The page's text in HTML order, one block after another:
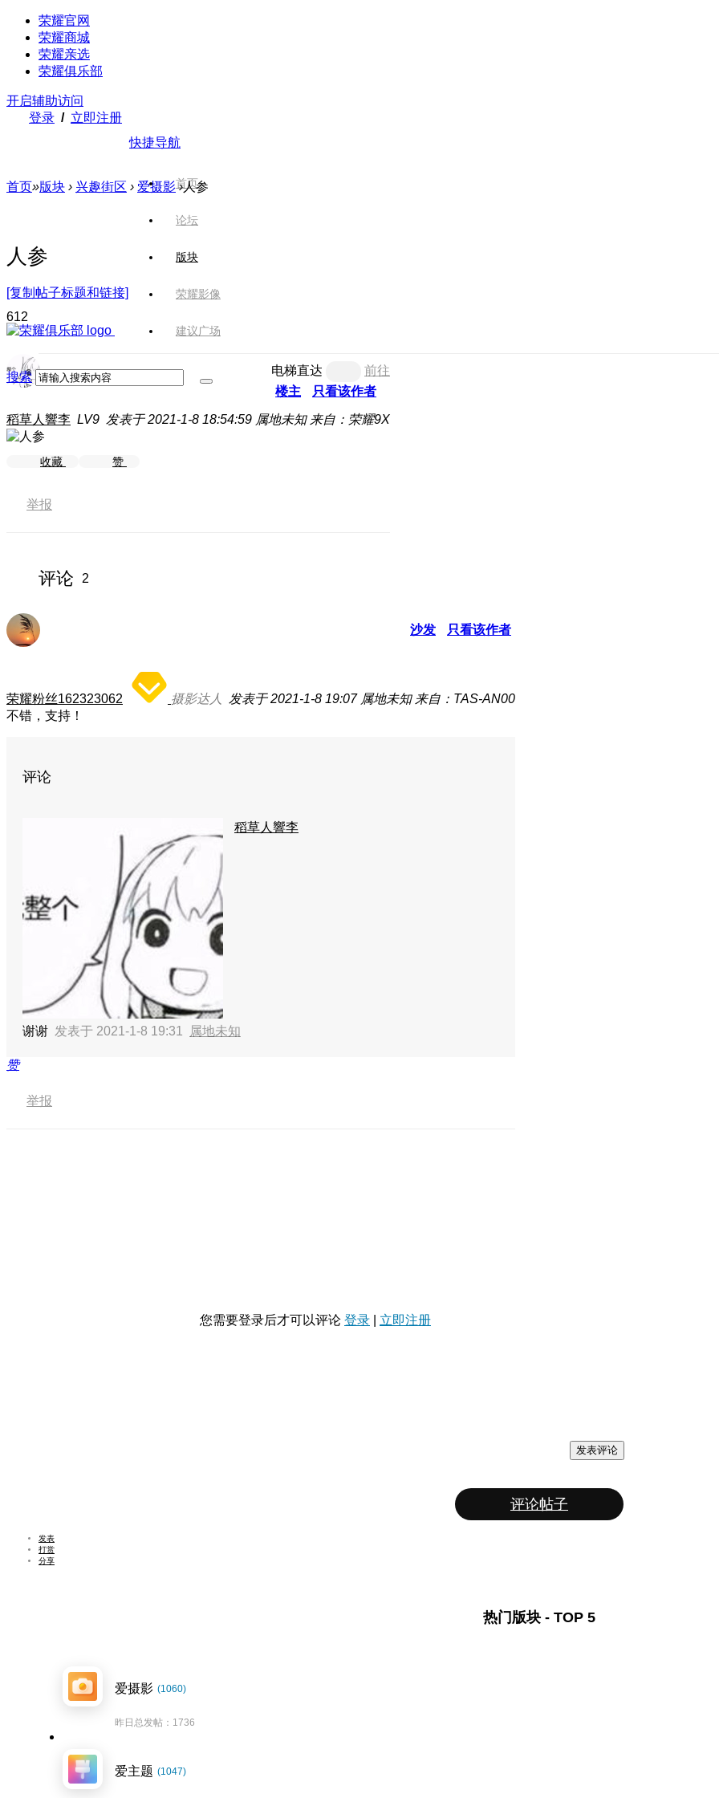
荣耀官网
荣耀商城
荣耀亲选
荣耀俱乐部
开启辅助访问
登录 / 立即注册
快捷导航
首页
论坛
版块
荣耀影像
建议广场
搜索
首页»版块 › 兴趣街区 › 爱摄影 ›人参
人参
[复制帖子标题和链接]
612
电梯直达
前往
楼主
只看该作者
稻草人響李 LV9 发表于 2021-1-8 18:54:59 属地未知 来自：荣耀9X
收藏 赞
举报
评论 2
沙发 只看该作者
荣耀粉丝162323062 摄影达人 发表于 2021-1-8 19:07 属地未知 来自：TAS-AN00
不错，支持！
评论
稻草人響李
谢谢 发表于 2021-1-8 19:31 属地未知
赞
举报
您需要登录后才可以评论 登录 立即注册
发表评论
评论帖子
发表
打赏
分享
热门版块 - TOP 5
爱摄影 (1060)
昨日总发帖：1736
爱主题 (1047)